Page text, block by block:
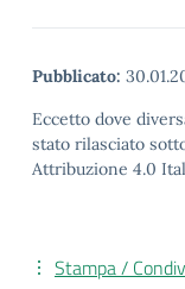
Pubblicato:
Eccetto dove
stato rilasciato
Attribuzione 4.0
Stampa /